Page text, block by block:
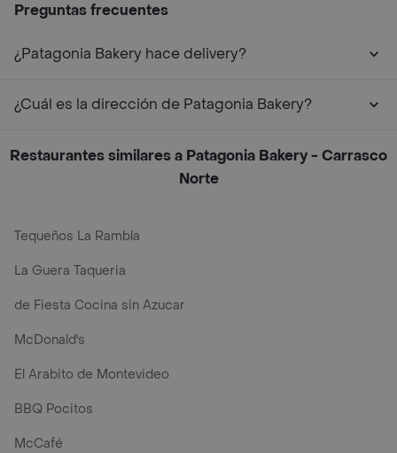
Preguntas frecuentes
¿Patagonia Bakery hace delivery?
¿Cuál es la dirección de Patagonia Bakery?
Restaurantes similares a Patagonia Bakery - Carrasco
Norte
Tequeños La Rambla
La Guera Taqueria
de Fiesta Cocina sin Azucar
McDonald's
El Arabito de Montevideo
BBQ Pocitos
McCafé